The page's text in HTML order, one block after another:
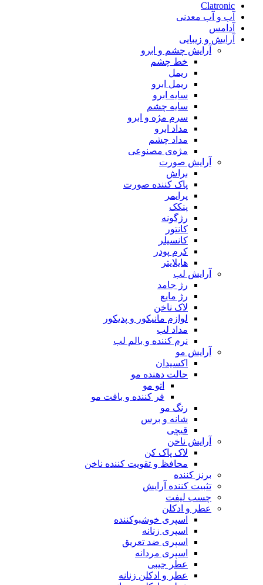
Clatronic
آب و آب معدنی
آدامس
آرایش و زیبایی
آرایش چشم و ابرو
خط چشم
ریمل
ریمل ابرو
سایه ابرو
سایه چشم
سرم مژه و ابرو
مداد ابرو
مداد چشم
مژه‌‌ی مصنوعی
آرایش صورت
براش
پاک کننده صورت
پرایمر
پنکک
رژگونه
کانتور
کانسیلر
کرم پودر
هایلایتر
آرایش لب
رژ جامد
رژ مایع
لاک ناخن
لوازم مانیکور و پدیکور
مداد لب
نرم کننده و بالم لب
آرایش مو
اکسیدان
حالت دهنده مو
اتو مو
فر کننده و بافت مو
رنگ مو
شانه و برس
قیچی
آرایش ناخن
لاک پاک کن
محافظ و تقویت کننده ناخن
برنز کننده
تثبیت کننده آرایش
چسب لیفت
عطر و ادکلن
اسپری خوشبوکننده
اسپری زنانه
اسپری ضد تعریق
اسپری مردانه
عطر جیبی
عطر و ادکلن زنانه